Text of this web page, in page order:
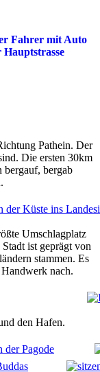
Pathein. Der
Die ersten 30km
bergauf, bergab
Umschlagplatz
ist geprägt von
stammen. Es
nach.
den Hafen.